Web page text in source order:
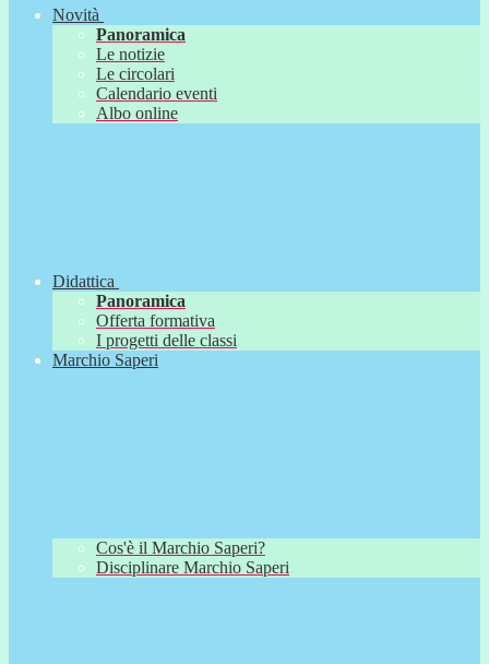
Novità
Panoramica
Le notizie
Le circolari
Calendario eventi
Albo online
Didattica
Panoramica
Offerta formativa
I progetti delle classi
Marchio Saperi
Cos'è il Marchio Saperi?
Disciplinare Marchio Saperi